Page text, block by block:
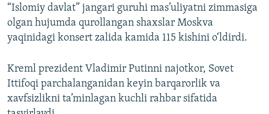
“Islomiy davlat” jangari guruhi mas’uliyatni zimmasiga
olgan hujumda qurollangan shaxslar Moskva
yaqinidagi konsert zalida kamida 115 kishini o‘ldirdi.
Kreml prezident Vladimir Putinni najotkor, Sovet
Ittifoqi parchalanganidan keyin barqarorlik va
xavfsizlikni ta’minlagan kuchli rahbar sifatida